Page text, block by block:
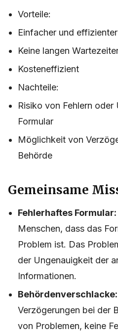
Vorteile:
Einfacher und
Keine langen
Kosteneffizient
Nachteile:
Risiko von Fehlern oder
Formular
Möglichkeit von
Behörde
Gemeinsame
Fehlerhaftes Formular:
Menschen, dass das
Problem ist. Das
der Ungenauigkeit der
Informationen.
Behördenverschlacke:
Verzögerungen bei der
von Problemen, keine